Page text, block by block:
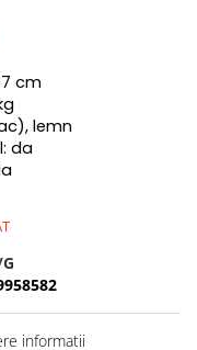
cm
lemn
da
informatii